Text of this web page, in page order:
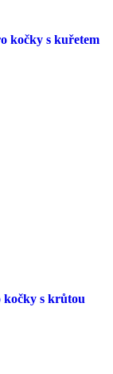
kočky s kuřetem
s krůtou